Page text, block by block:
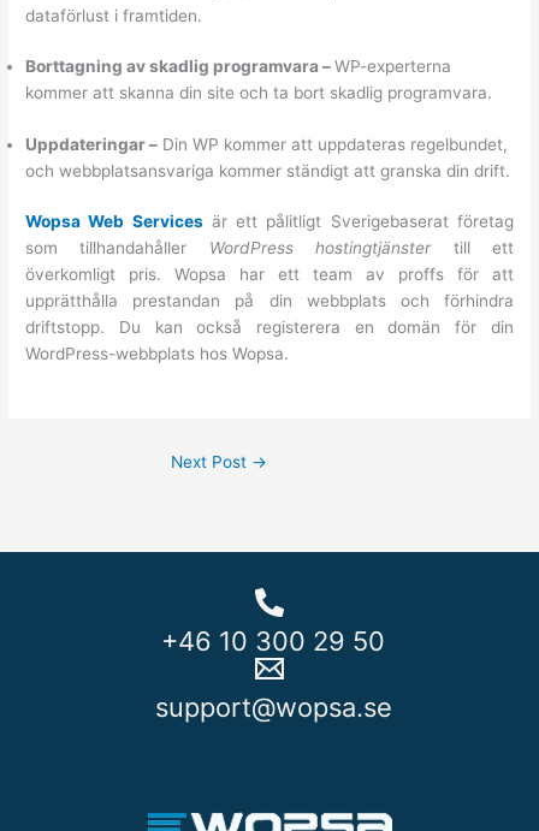
dataförlust i framtiden.
Borttagning av skadlig programvara –WP-experterna
kommer att skanna din site och ta bort skadlig programvara.
Uppdateringar – Din WP kommer att uppdateras regelbundet,
och webbplatsansvariga kommer ständigt att granska din drift.
Wopsa Web Servicesär ett pålitligt Sverigebaserat företag
som tillhandahåller WordPress hostingtjänstertill ett
överkomligt pris. Wopsa har ett team av proffs för att
upprätthålla prestandan på din webbplats och förhindra
driftstopp. Du kan också registerera en domän för din
WordPress-webbplats hos Wopsa.
Next Post →
+46 10 300 29 50
support@wopsa.se